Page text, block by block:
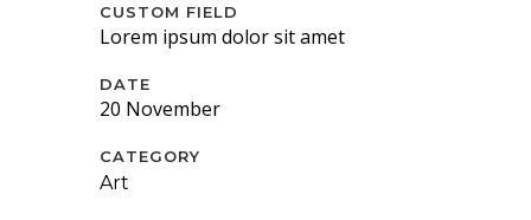
CUSTOM FIELD
Lorem ipsum dolor sit amet
DATE
20 November
CATEGORY
Art